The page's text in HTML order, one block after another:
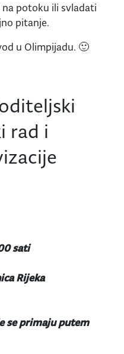
potoku ili svladati
pitanje.
u Olimpijadu. 🙂
rad i
sati
Rijeka
se primaju putem